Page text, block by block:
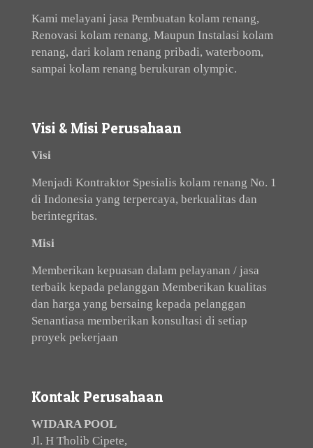
Kami melayani jasa Pembuatan kolam renang,
Renovasi kolam renang, Maupun Instalasi kolam
renang, dari kolam renang pribadi, waterboom,
sampai kolam renang berukuran olympic.
Visi & Misi Perusahaan
Visi
Menjadi Kontraktor Spesialis kolam renang No. 1
di Indonesia yang terpercaya, berkualitas dan
berintegritas.
Misi
Memberikan kepuasan dalam pelayanan / jasa
terbaik kepada pelanggan Memberikan kualitas
dan harga yang bersaing kepada pelanggan
Senantiasa memberikan konsultasi di setiap
proyek pekerjaan
Kontak Perusahaan
WIDARA POOL
Jl. H Tholib Cipete,